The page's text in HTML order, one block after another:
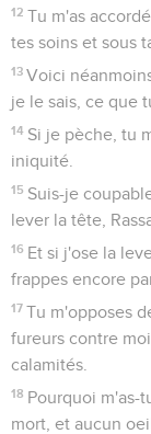
12 Tu m'as
tes soins et sous
13 Voici
je le sais, ce que
14 Si je pèche, tu
iniquité.
15 Suis-je
lever la tête,
16 Et si j'ose la
frappes encore
17 Tu m'opposes
fureurs contre
calamités.
18 Pourquoi m'as-
mort, et aucun